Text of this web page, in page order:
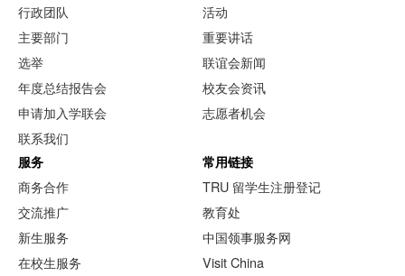
行政团队
主要部门
选举
年度总结报告会
申请加入学联会
联系我们
活动
重要讲话
联谊会新闻
校友会资讯
志愿者机会
服务
商务合作
交流推广
新生服务
在校生服务
常用链接
TRU 留学生注册登记
教育处
中国领事服务网
Visit China